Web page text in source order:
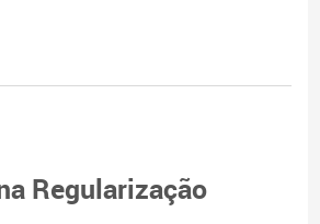
Regularização